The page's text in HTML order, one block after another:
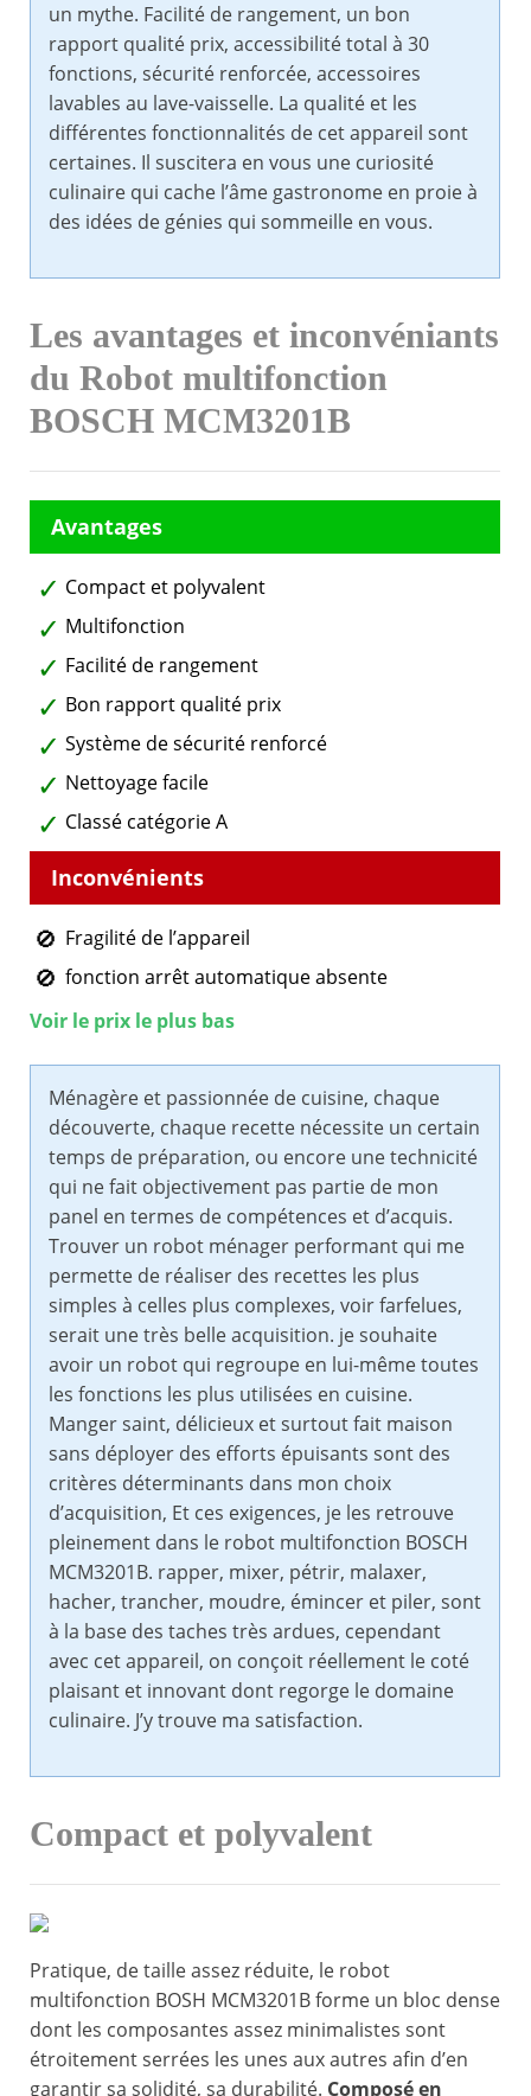
un mythe. Facilité de rangement, un bon
rapport qualité prix, accessibilité total à 30
fonctions, sécurité renforcée, accessoires
lavables au lave-vaisselle. La qualité et les
différentes fonctionnalités de cet appareil sont
certaines. Il suscitera en vous une curiosité
culinaire qui cache l’âme gastronome en proie à
des idées de génies qui sommeille en vous.
Les avantages et inconvéniants
du Robot multifonction
BOSCH MCM3201B
Compact et polyvalent
Multifonction
Facilité de rangement
Bon rapport qualité prix
Système de sécurité renforcé
Nettoyage facile
Classé catégorie A
Fragilité de l’appareil
fonction arrêt automatique absente
Voir le prix le plus bas
Ménagère et passionnée de cuisine, chaque
découverte, chaque recette nécessite un certain
temps de préparation, ou encore une technicité
qui ne fait objectivement pas partie de mon
panel en termes de compétences et d’acquis.
Trouver un robot ménager performant qui me
permette de réaliser des recettes les plus
simples à celles plus complexes, voir farfelues,
serait une très belle acquisition. je souhaite
avoir un robot qui regroupe en lui-même toutes
les fonctions les plus utilisées en cuisine.
Manger saint, délicieux et surtout fait maison
sans déployer des efforts épuisants sont des
critères déterminants dans mon choix
d’acquisition, Et ces exigences, je les retrouve
pleinement dans le robot multifonction BOSCH
MCM3201B. rapper, mixer, pétrir, malaxer,
hacher, trancher, moudre, émincer et piler, sont
à la base des taches très ardues, cependant
avec cet appareil, on conçoit réellement le coté
plaisant et innovant dont regorge le domaine
culinaire. J’y trouve ma satisfaction.
Compact et polyvalent
Pratique, de taille assez réduite, le robot
multifonction BOSH MCM3201B forme un bloc dense
dont les composantes assez minimalistes sont
étroitement serrées les unes aux autres afin d’en
garantir sa solidité, sa durabilité. Composé en